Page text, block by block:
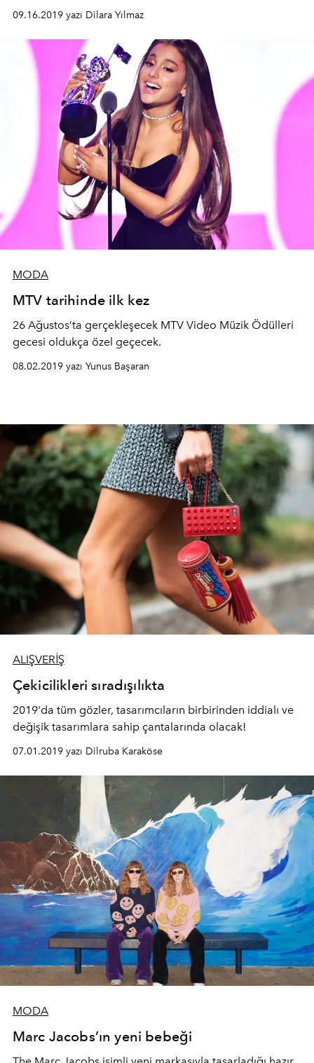
katıyor. Koleksiyondaki detaylarla Yves Saint Laurent,
Karl Lagerfeld, Shelley Duvall, Anita Pallenberg ve Ann
Reinking'e övgülerini sunan Jacobs, Stephan Jones vari
şapkaları ve çiçek işlemeli tasarımlarıyla ilkbaharı
koleksiyonunda yaşatıyor.
09.16.2019 yazı Dilara Yılmaz
MODA
MTV tarihinde ilk kez
26 Ağustos’ta gerçekleşecek MTV Video Müzik Ödülleri
gecesi oldukça özel geçecek.
08.02.2019 yazı Yunus Başaran
ALIŞVERİŞ
Çekicilikleri sıradışılıkta
2019'da tüm gözler, tasarımcıların birbirinden iddialı ve
değişik tasarımlara sahip çantalarında olacak!
07.01.2019 yazı Dilruba Karaköse
MODA
Marc Jacobs’ın yeni bebeği